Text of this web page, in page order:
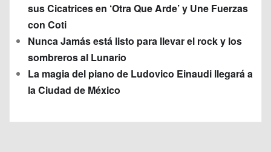
sus Cicatrices en ‘Otra Que Arde’ y Une Fuerzas
con Coti
Nunca Jamás está listo para llevar el rock y los
sombreros al Lunario
La magia del piano de Ludovico Einaudi llegará a
la Ciudad de México